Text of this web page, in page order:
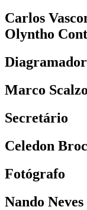
Carlos
Olyntho
Diagramador
Marco Scalzo
Secretário
Celedon
Fotógrafo
Nando Neves